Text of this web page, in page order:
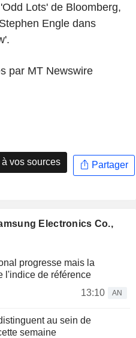
Lots' de Bloomberg,
Engle dans
par MT Newswire
vos sources Partager
Electronics Co.,
progresse mais la
l'indice de référence
13:10
AN
au sein de
semaine